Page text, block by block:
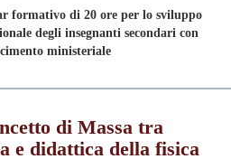
formativo di 20 ore per lo sviluppo
degli insegnanti secondari con
ministeriale
di Massa tra
e didattica della fisica